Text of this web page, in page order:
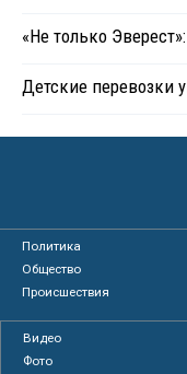
«Не только
Детские перевозки
Политика
Общество
Происшествия
Видео
Фото